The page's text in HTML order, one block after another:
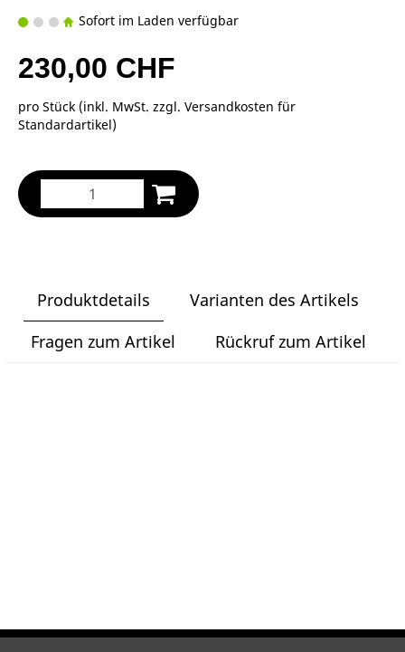
Sofort im Laden verfügbar
230,00 CHF
pro Stück (inkl. MwSt. zzgl. Versandkosten für
Standardartikel)
Produktdetails
Varianten des Artikels
Fragen zum Artikel
Rückruf zum Artikel